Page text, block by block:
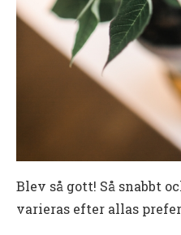
Blev så gott! Så snabbt
varieras efter allas